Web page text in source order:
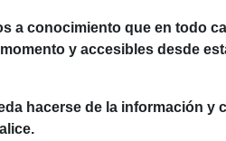
a conocimiento que en todo
y accesibles desde
hacerse de la información y